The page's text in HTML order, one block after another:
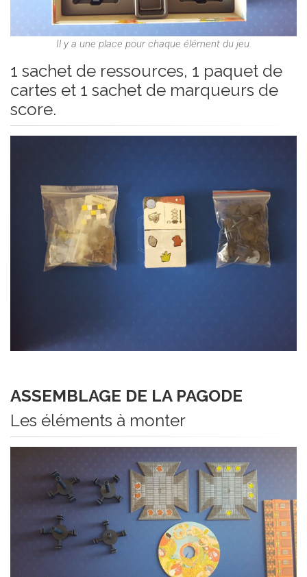
Il y a une place pour chaque élément du jeu.
1 sachet de ressources, 1 paquet de
cartes et 1 sachet de marqueurs de
score.
ASSEMBLAGE DE LA PAGODE
Les éléments à monter